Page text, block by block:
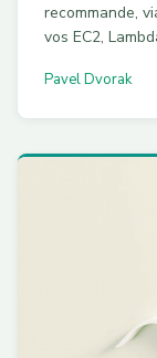
recommande,
vos EC2,
comptes.
Pavel Dvorak